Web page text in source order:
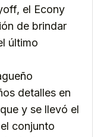
el Econy
de brindar
último
detalles en
y se llevó el
conjunto